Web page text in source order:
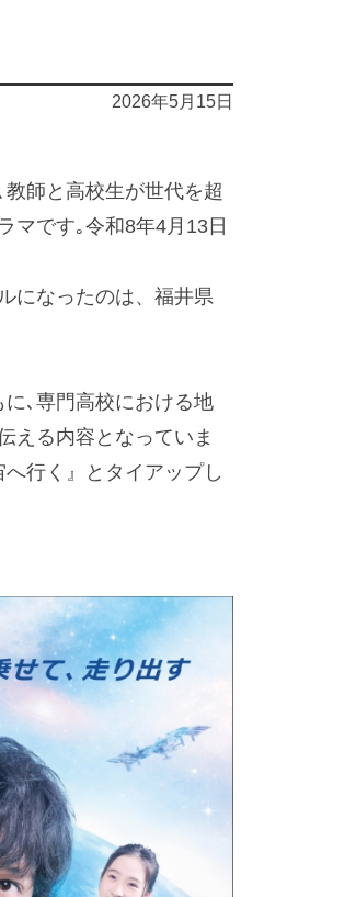
2026年5月15日
師と高校生が世代を超
マです｡令和8年4月13日
になったのは、福井県
､専門高校における地
える内容となっていま
行く』とタイアップし